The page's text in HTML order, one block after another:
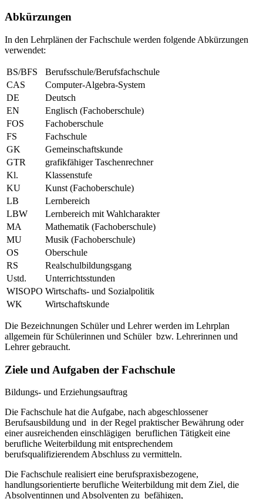
Abkürzungen
In den Lehrplänen der Fachschule werden folgende Abkürzungen
verwendet:
BS/BFS
Berufsschule/Berufsfachschule
CAS
Computer-Algebra-System
DE
Deutsch
EN
Englisch (Fachoberschule)
FOS
Fachoberschule
FS
Fachschule
GK
Gemeinschaftskunde
GTR
grafikfähiger Taschenrechner
Kl.
Klassenstufe
KU
Kunst (Fachoberschule)
LB
Lernbereich
LBW
Lernbereich mit Wahlcharakter
MA
Mathematik (Fachoberschule)
MU
Musik (Fachoberschule)
OS
Oberschule
RS
Realschulbildungsgang
Ustd.
Unterrichtsstunden
WISOPO Wirtschafts- und Sozialpolitik
WK
Wirtschaftskunde
Die Bezeichnungen Schüler und Lehrer werden im Lehrplan
allgemein für Schülerinnen und Schüler bzw. Lehrerinnen und
Lehrer gebraucht.
Ziele und Aufgaben der Fachschule
Bildungs- und Erziehungsauftrag
Die Fachschule hat die Aufgabe, nach abgeschlossener
Berufsausbildung und in der Regel praktischer Bewährung oder
einer ausreichenden einschlägigen beruflichen Tätigkeit eine
berufliche Weiterbildung mit entsprechendem
berufsqualifizierendem Abschluss zu vermitteln.
Die Fachschule realisiert eine berufspraxisbezogene,
handlungsorientierte berufliche Weiterbildung mit dem Ziel, die
Absolventinnen und Absolventen zu befähigen,